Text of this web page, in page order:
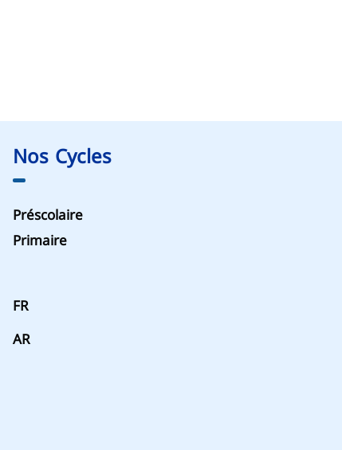
Nos Cycles
Préscolaire
Primaire
FR
AR